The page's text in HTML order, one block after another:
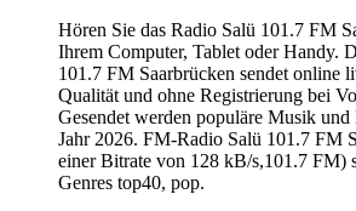
Hören Sie das Radio Salü 101.7 FM
Ihrem Computer, Tablet oder Handy.
101.7 FM Saarbrücken sendet online
Qualität und ohne Registrierung bei
Gesendet werden populäre Musik und
Jahr 2026. FM-Radio Salü 101.7 FM
einer Bitrate von 128 kB/s,101.7 FM)
Genres top40, pop.